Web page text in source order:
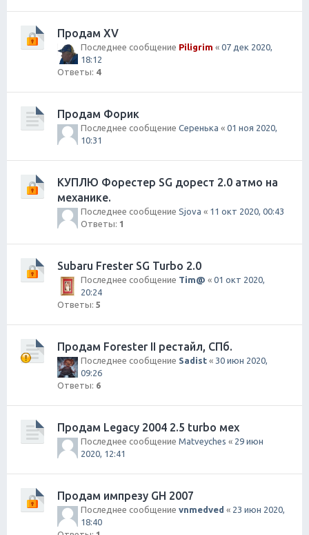
Продам XV
Последнее сообщение Piligrim « 07 дек 2020,
18:12
Ответы: 4
Продам Форик
Последнее сообщение Серенька « 01 ноя 2020,
10:31
КУПЛЮ Форестер SG дорест 2.0 атмо на
механике.
Последнее сообщение Sjova « 11 окт 2020, 00:43
Ответы: 1
Subaru Frester SG Turbo 2.0
Последнее сообщение Tim@ « 01 окт 2020,
20:24
Ответы: 5
Продам Forester II рестайл, СПб.
Последнее сообщение Sadist « 30 июн 2020,
09:26
Ответы: 6
Продам Legacy 2004 2.5 turbo мех
Последнее сообщение Matveyches « 29 июн
2020, 12:41
Продам импрезу GH 2007
Последнее сообщение vnmedved « 23 июн 2020,
18:40